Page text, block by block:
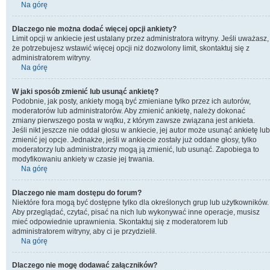
Na górę
Dlaczego nie można dodać więcej opcji ankiety?
Limit opcji w ankiecie jest ustalany przez administratora witryny. Jeśli uważasz,
że potrzebujesz wstawić więcej opcji niż dozwolony limit, skontaktuj się z
administratorem witryny.
Na górę
W jaki sposób zmienić lub usunąć ankietę?
Podobnie, jak posty, ankiety mogą być zmieniane tylko przez ich autorów,
moderatorów lub administratorów. Aby zmienić ankietę, należy dokonać
zmiany pierwszego posta w wątku, z którym zawsze związana jest ankieta.
Jeśli nikt jeszcze nie oddał głosu w ankiecie, jej autor może usunąć ankietę lub
zmienić jej opcje. Jednakże, jeśli w ankiecie zostały już oddane głosy, tylko
moderatorzy lub administratorzy mogą ją zmienić, lub usunąć. Zapobiega to
modyfikowaniu ankiety w czasie jej trwania.
Na górę
Dlaczego nie mam dostępu do forum?
Niektóre fora mogą być dostępne tylko dla określonych grup lub użytkowników.
Aby przeglądać, czytać, pisać na nich lub wykonywać inne operacje, musisz
mieć odpowiednie uprawnienia. Skontaktuj się z moderatorem lub
administratorem witryny, aby ci je przydzielił.
Na górę
Dlaczego nie mogę dodawać załączników?